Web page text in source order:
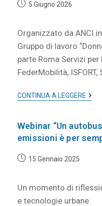
5 Giugno 2026
Organizzato da ANCI
Gruppo di lavoro
parte Roma Servizi
FederMobilità, ISFORT,
CONTINUA A LEGGERE
Webinar “Un
emissioni è per
15 Gennaio 2025
Un momento di
e tecnologie urbane